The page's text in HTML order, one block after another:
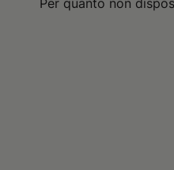
Per quanto non